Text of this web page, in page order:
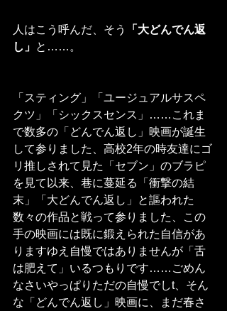
人はこう呼んだ、そう
「大どんでん返
し」 と……。
「スティング」「ユージュアルサスペ
クツ」「シックスセンス」……これま
で数多の「どんでん返し」映画が誕生
して参りました、高校2年の時友達にゴ
リ推しされて見た「セブン」のブラピ
を見て以来、巷に蔓延る「衝撃の結
末」「大どんでん返し」と謳われた
数々の作品と戦って参りました、この
手の映画には既に鍛えられた自信があ
りますゆえ自慢ではありませんが「舌
は肥えて」いるつもりです……ごめん
なさいやっぱりただの自慢でしt、そん
な「どんでん返し」映画に、まだ春さ